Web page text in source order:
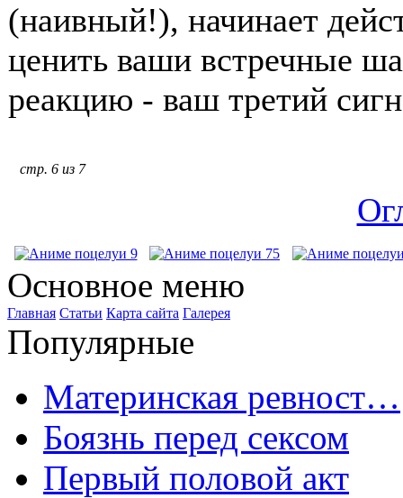
(наивный!), начинает
ценить ваши встречные
реакцию - ваш третий
стр. 6 из 7
Основное меню
Главная Статьи Карта сайта Галерея
Популярные
Материнская ревност…
Боязнь перед сексом
Первый половой акт